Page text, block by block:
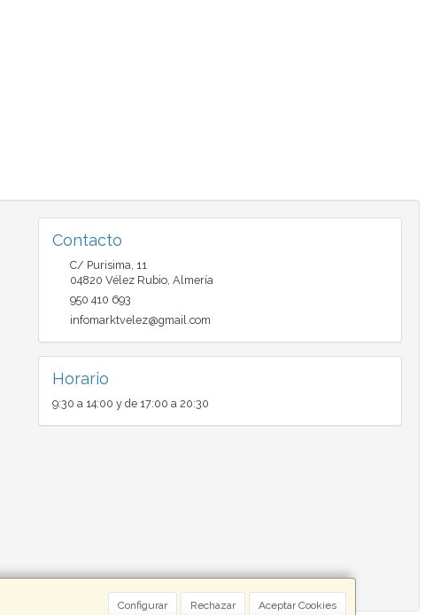
Configurar Rechazar Aceptar Cookies
Contacto
C/ Purisima, 11
04820 Vélez Rubio, Almería
950 410 693
infomarktvelez@gmail.com
Horario
9:30 a 14:00 y de 17:00 a 20:30